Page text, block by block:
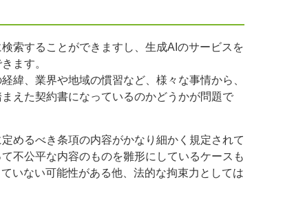
索することができますし、生成AIのサービスを
ます。
緯、業界や地域の慣習など、様々な事情から、
えた契約書になっているのかどうかが問題で
めるべき条項の内容がかなり細かく規定されて
不公平な内容のものを雛形にしているケースも
いない可能性がある他、法的な拘束力としては